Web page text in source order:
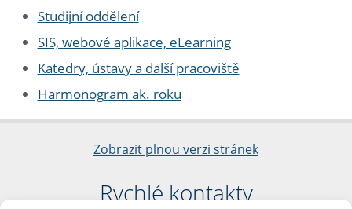
Studijní oddělení
SIS, webové aplikace, eLearning
Katedry, ústavy a další pracoviště
Harmonogram ak. roku
Zobrazit plnou verzi stránek
Rychlé kontakty